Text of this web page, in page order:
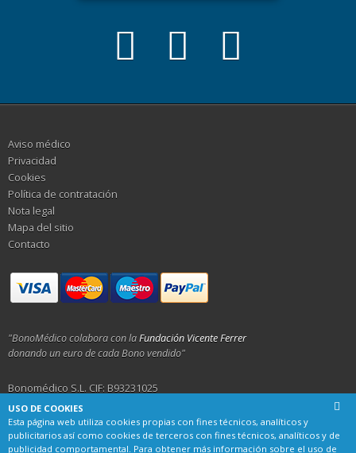
Aviso médico
Privacidad
Cookies
Política de contratación
Nota legal
Mapa del sitio
Contacto
"BonoMédico colabora con laFundación Vicente Ferrer
donando un euro de cada Bono vendido"
Bonomédico S.L. CIF: B93231025
Calle Alemania 23, 29001 Málaga
USO DE COOKIES
Esta página web utiliza cookies propias con fines técnicos, analíticos y
publicitarios así como cookies de terceros con fines técnicos, analíticos y de
publicidad comportamental. Para obtener más información sobre el uso de